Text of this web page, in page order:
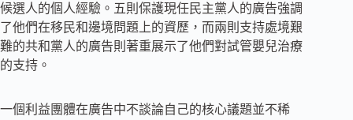
候選人的個人經驗。五則保護現任民主黨人的廣告強調
了他們在移民和邊境問題上的資歷，而兩則支持處境艱
難的共和黨人的廣告則著重展示了他們對試管嬰兒治療
的支持。
一個利益團體在廣告中不談論自己的核心議題並不稀